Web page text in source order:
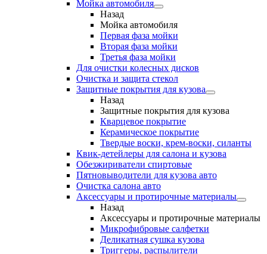
Мойка автомобиля
Назад
Мойка автомобиля
Первая фаза мойки
Вторая фаза мойки
Третья фаза мойки
Для очистки колесных дисков
Очистка и защита стекол
Защитные покрытия для кузова
Назад
Защитные покрытия для кузова
Кварцевое покрытие
Керамическое покрытие
Твердые воски, крем-воски, силанты
Квик-детейлеры для салона и кузова
Обезжириватели спиртовые
Пятновыводители для кузова авто
Очистка салона авто
Аксессуары и протирочные материалы
Назад
Аксессуары и протирочные материалы
Микрофибровые салфетки
Деликатная сушка кузова
Триггеры, распылители